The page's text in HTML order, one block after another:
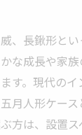
、長鍬形と
な成長や家
す。現代の
月人形ケース
方は、設置